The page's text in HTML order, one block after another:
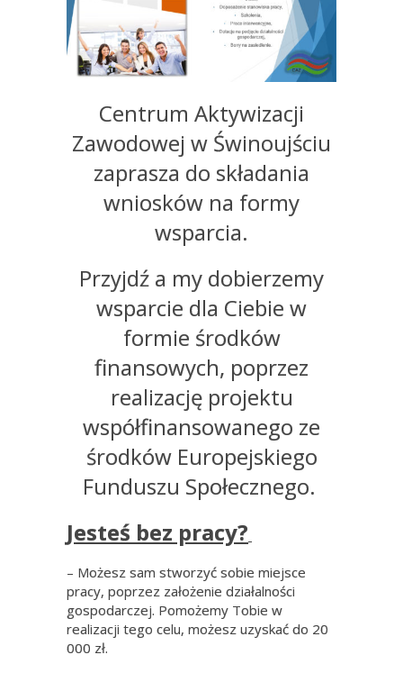
Centrum Aktywizacji
Zawodowej w Świnoujściu
zaprasza do składania
wniosków na formy
wsparcia.
Przyjdź a my dobierzemy
wsparcie dla Ciebie w
formie środków
finansowych, poprzez
realizację projektu
współfinansowanego ze
środków Europejskiego
Funduszu Społecznego.
Jesteś bez pracy?
– Możesz sam stworzyć sobie miejsce
pracy, poprzez założenie działalności
gospodarczej. Pomożemy Tobie w
realizacji tego celu, możesz uzyskać do 20
000 zł.